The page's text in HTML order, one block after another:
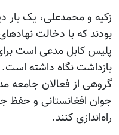
زکیه و محمدعلی، یک بار
بودند که با دخالت
پلیس کابل مدعی است
بازداشت نگاه داشته است.
گروهی از فعالان جامعه
جوان افغانستانی و حفظ
راه‌اندازی کنند.